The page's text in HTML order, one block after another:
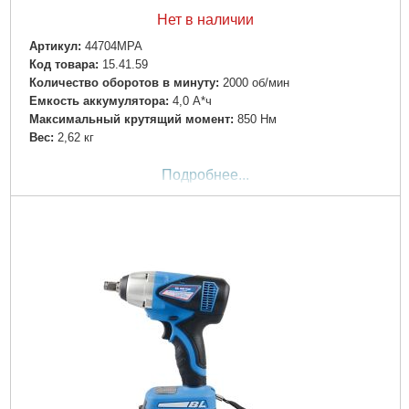
Нет в наличии
Артикул: 44704MPA
Код товара: 15.41.59
Количество оборотов в минуту: 2000 об/мин
Емкость аккумулятора: 4,0 А*ч
Максимальный крутящий момент: 850 Нм
Вес: 2,62 кг
Подробнее...